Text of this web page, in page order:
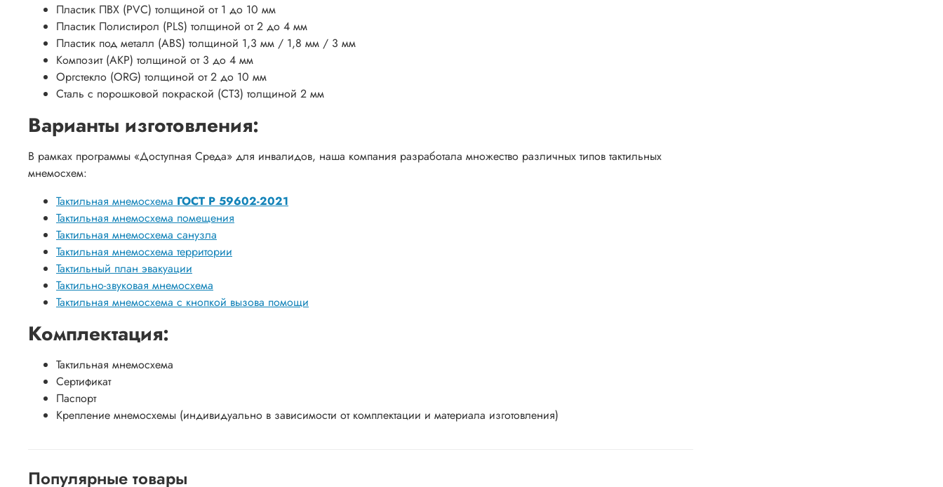
Пластик ПВХ (PVC) толщиной от 1 до 10 мм
Пластик Полистирол (PLS) толщиной от 2 до 4 мм
Пластик под металл (ABS) толщиной 1,3 мм / 1,8 мм / 3 мм
Композит (AKP) толщиной от 3 до 4 мм
Оргстекло (ORG) толщиной от 2 до 10 мм
Сталь с порошковой покраской (СТ3) толщиной 2 мм
Варианты изготовления:
В рамках программы «Доступная Среда» для инвалидов, наша компания разработала множество различных типов тактильных
мнемосхем:
Тактильная мнемосхема ГОСТ Р 59602-2021
Тактильная мнемосхема помещения
Тактильная мнемосхема санузла
Тактильная мнемосхема территории
Тактильный план эвакуации
Тактильно-звуковая мнемосхема
Тактильная мнемосхема с кнопкой вызова помощи
Комплектация:
Тактильная мнемосхема
Сертификат
Паспорт
Крепление мнемосхемы (индивидуально в зависимости от комплектации и материала изготовления)
Популярные товары